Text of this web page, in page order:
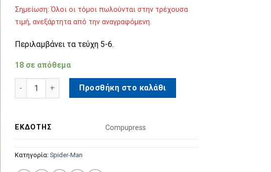
Σημείωση: Όλοι οι τόμοι πωλούνται στην τρέχουσα
τιμή, ανεξάρτητα από την αναγραφόμενη.
Περιλαμβάνει τα τεύχη 5-6.
18 σε απόθεμα
Amazing Spider-Man Τόμος 3 ποσότητα
Προσθήκη στο καλάθι
ΕΚΔΌΤΗΣ Compupress
Κατηγορία:Spider-Man